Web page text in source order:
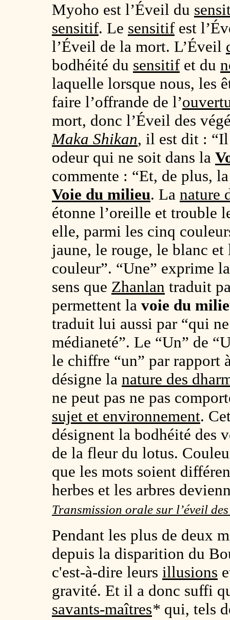
Myoho est l’Éveil du
sensitif. Le sensitifest
l’Éveil de la mort. L’Éveil
bodhéité du sensitifet du
laquelle lorsque nous, les
faire l’offrande de l’
mort, donc l’Éveil des
Maka Shikan, il est dit : “Il
odeur qui ne soit dans la
commente : “Et, de plus,
Voie du milieu. La nature
étonne l’oreille et trouble
elle, parmi les cinq
jaune, le rouge, le blanc
couleur”. “Une” exprime
sens que Zhanlan traduit
permettent la voie du
traduit lui aussi par “qui
médianeté”. Le “Un” de
le chiffre “un” par rapport
désigne la nature des
ne peut pas ne pas
sujet et environnement.
désignent la bodhéité des
de la fleur du lotus.
que les mots soient
herbes et les arbres
Transmission orale sur l’éveil
Pendant les plus de deux
depuis la disparition du
c'est-à-dire leurs illusions
gravité. Et il a donc suffi
savants-maîtres* qui, tels